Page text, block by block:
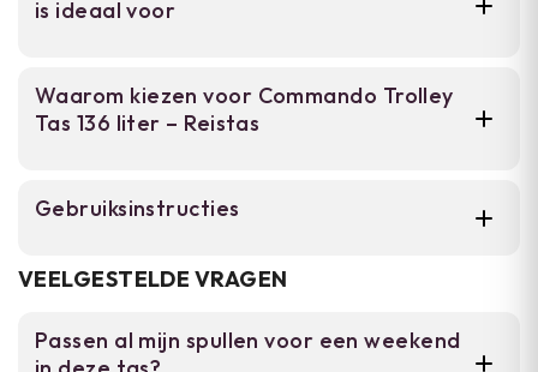
is ideaal voor
outdoor enthousiasten die een betrouwbare
oplossing nodig hebben voor meerdaagse
en de mobiliteit voor intensief gebruik in het
Waarom kiezen voor Commando Trolley
Tas 136 liter – Reistas
136 liter inhoud voor uitgebreide
Geïntegreerde wielen en meerdere
Slijtvast nylon materiaal tegen ruwe
Gebruiksinstructies
Laad de tas via het ruime
gelijkmatig. Gebruik de geïntegreerde wielen
op vlakke oppervlakken en harde
VEELGESTELDE VRAGEN
Passen al mijn spullen voor een weekend